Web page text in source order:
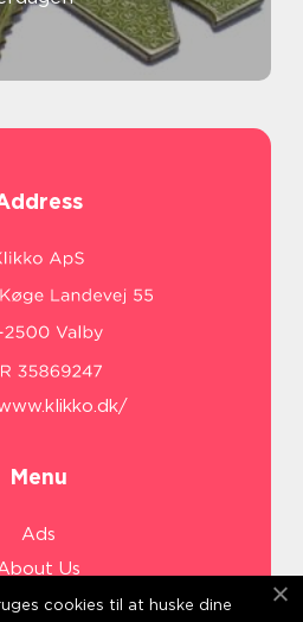
Menu
Ads
Us
Cookiescookies til at huske dine